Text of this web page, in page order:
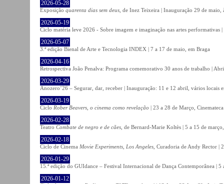
2026-05-28
Exposição quarenta dias sem deus , de Inez Teixeira | Inauguração 29 de
2026-05-19
Ciclo matéria leve 2026 - Sobre imagem e imaginação nas artes
2026-05-07
3.ª edição Bienal de Arte e Tecnologia INDEX | 7 a 17 de maio, em Braga
2026-04-16
Retrospectiva João Penalva: Programa comemorativo 30 anos de trabalho |
2026-03-29
Anozero’26 – Segurar, dar, receber | Inauguração: 11 e 12 abril, vários locais
2026-03-19
Ciclo Rober Beavers, o cinema como revelação | 23 a 28 de Março,
2026-02-28
Teatro Combate de negro e de cães , de Bernard-Marie Koltès | 5 a 15 de
2026-02-18
Ciclo de Cinema Movie Experiments, Los Angeles , Curadoria de Andy Rector
2026-01-29
15.ª edição do GUIdance – Festival Internacional de Dança Contemporânea |
2026-01-12